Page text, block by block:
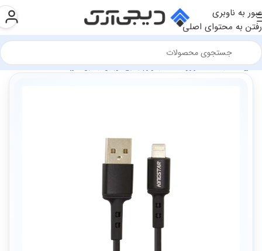
عبور به ناوبری
رفتن به محتوای اصلی
فروشگاه سخت افزار و قطعات لوازم جانبی موبایل کابل شارژ